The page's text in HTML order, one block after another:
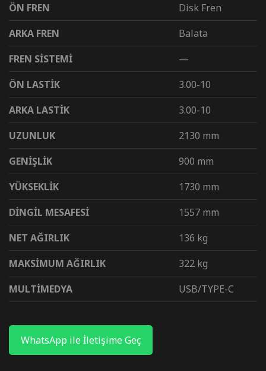
ÖN FREN
Disk Fren
ARKA FREN
Balata
FREN SİSTEMİ
—
ÖN LASTİK
3.00-10
ARKA LASTİK
3.00-10
UZUNLUK
2130 mm
GENİŞLİK
900 mm
YÜKSEKLİK
1730 mm
DİNGİL MESAFESİ
1557 mm
NET AĞIRLIK
136 kg
MAKSİMUM AĞIRLIK
322 kg
MULTİMEDYA
USB/TYPE-C
WhatsApp ile İletişime Geç